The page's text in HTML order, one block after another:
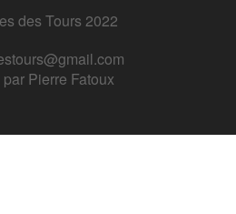
des Tours 2022
Pierre Fatoux